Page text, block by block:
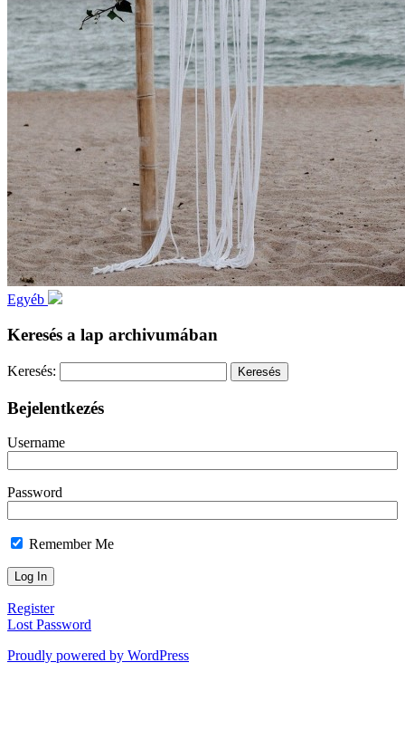
Egyéb
Keresés a lap archivumában
Keresés:
Bejelentkezés
Username
Password
Remember Me
Register
Lost Password
Proudly powered by WordPress